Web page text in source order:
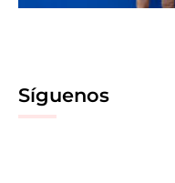
Síguenos